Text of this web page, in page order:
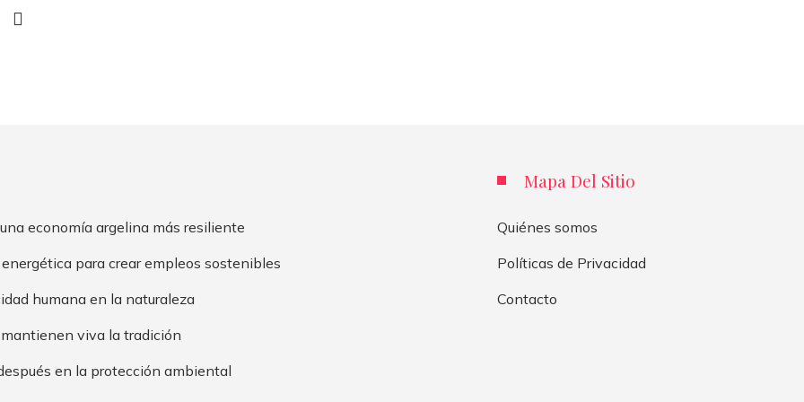
economía argelina más resiliente
para crear empleos sostenibles
humana en la naturaleza
viva la tradición
en la protección ambiental
Mapa Del Sitio
Quiénes somos
Políticas de Privacidad
Contacto